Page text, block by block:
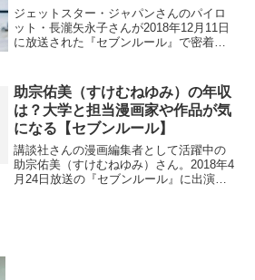
ジェットスター・ジャパンさんのパイロ
ット・長瀧矢永子さんが2018年12月11日
に放送された『セブンルール』で密着さ
気になります。実家はお金持ちなのでし
ょうか？以上を調査。
助宗佑美（すけむねゆみ）の年収
は？大学と担当漫画家や作品が気
になる【セブンルール】
講談社さんの漫画編集者として活躍中の
助宗佑美（すけむねゆみ）さん。2018年4
月24日放送の『セブンルール』に出演し